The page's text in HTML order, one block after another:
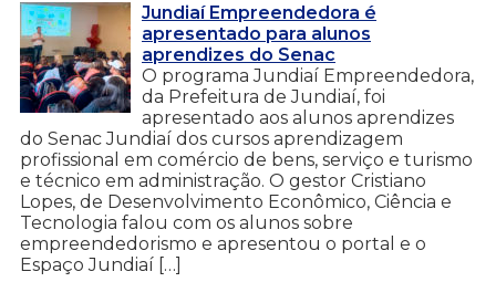
Jundiaí Empreendedora é
apresentado para alunos
aprendizes do Senac
O programa Jundiaí Empreendedora,
da Prefeitura de Jundiaí, foi
apresentado aos alunos aprendizes
do Senac Jundiaí dos cursos aprendizagem
profissional em comércio de bens, serviço e turismo
e técnico em administração. O gestor Cristiano
Lopes, de Desenvolvimento Econômico, Ciência e
Tecnologia falou com os alunos sobre
empreendedorismo e apresentou o portal e o
Espaço Jundiaí […]